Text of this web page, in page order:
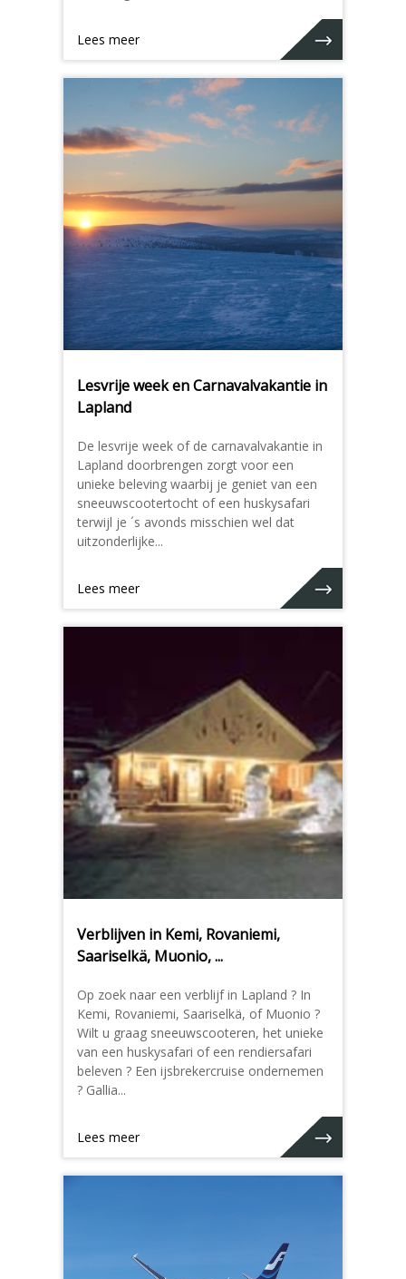
Lees meer
Lesvrije week en Carnavalvakantie in
Lapland
De lesvrije week of de carnavalvakantie in
Lapland doorbrengen zorgt voor een
unieke beleving waarbij je geniet van een
sneeuwscootertocht of een huskysafari
terwijl je ´s avonds misschien wel dat
uitzonderlijke...
Lees meer
Verblijven in Kemi, Rovaniemi,
Saariselkä, Muonio, ...
Op zoek naar een verblijf in Lapland ? In
Kemi, Rovaniemi, Saariselkä, of Muonio ?
Wilt u graag sneeuwscooteren, het unieke
van een huskysafari of een rendiersafari
beleven ? Een ijsbrekercruise ondernemen
? Gallia...
Lees meer